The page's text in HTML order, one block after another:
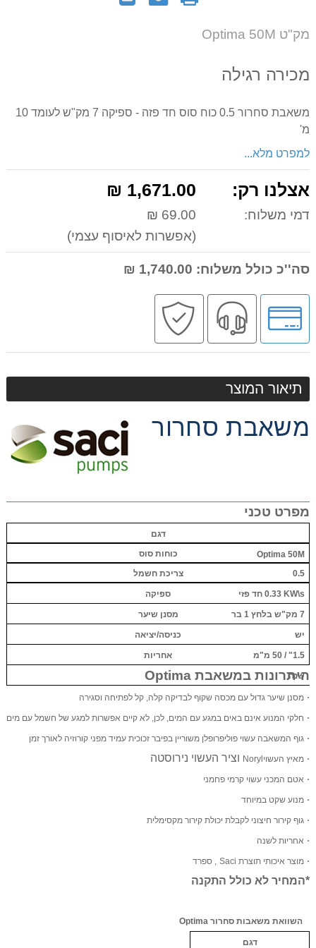
מק"ט Optima 50M
מכירה רגילה
משאבת סחרור 0.5 כוח סוס חד פזה - ספיקה 7 מק"ש לעומד 10
מ'
למפרט מלא...
אצלנו רק: 1,671.00 ₪
דמי משלוח:
69.00 ₪
(אפשרות לאיסוף עצמי)
סה''כ כולל משלוח:
לחץ
לאפשרויות
תשלומים
שירות
מקצועי
תיאור המוצר
משאבת סחרור
מפרט טכני
דגם
Optima 50M כוחות סוס
0.5 צריכת חשמל
0.33 KW\s חד פזי ספיקה
7 מק"ש בלחץ 1 בר מסנן שיער
יש כניסה/יציאה
1.5" / 50 מ"מ אחריות
שנה
היתרונות במשאבת Optima
· מסנן שיער גדול עם מכסה שקוף לבדיקה קלה, קל לפתיחה וסגירה
· חלקי המנוע אינם באים במגע עם המים, לכן, לא קיים אפשרות למגע של חשמל עם מים
· גוף המשאבה עשוי פוליפרופלן משוריין בפיבר זכוכית עמיד מפני קורוזיה לאורך זמן
· מאיץ העשויNoryl וציר העשוי נירוסטה
· אטם המכני עשוי קרמי פחמני
· מנוע שקט במיוחד
· גוף קירור חיצוני לקבלת יכולת קירור מקסימלית
· אחריות לשנה
· מוצר איכותי תוצרת Saci , ספרד
*המחיר לא כולל התקנה
השוואת משאבות סחרור Optima
דגם